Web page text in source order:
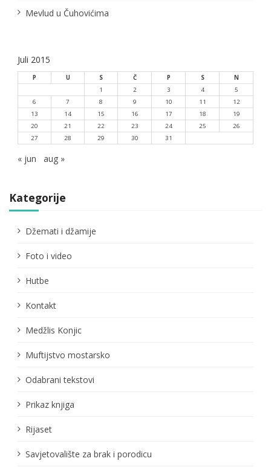
Mevlud u Čuhovićima
Juli 2015
P U S Č P S
N
1
2 3 4
5
6
7 8 9 10 11
12
13
14 15 16 17 18
19
20
21 22 23 24 25
26
27
28 29 30 31
« jun aug »
Kategorije
Džemati i džamije
Foto i video
Hutbe
Kontakt
Medžlis Konjic
Muftijstvo mostarsko
Odabrani tekstovi
Prikaz knjiga
Rijaset
Savjetovalište za brak i porodicu